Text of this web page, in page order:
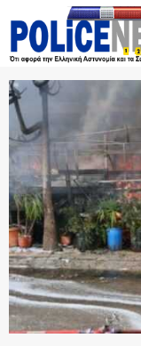
ΟΜΑΔΑ “ΔΙΑΣ”
ΤΡΟΧΑΙΑ
ΟΠΚΕ
ΟΜΑΔΑ “Ζ”